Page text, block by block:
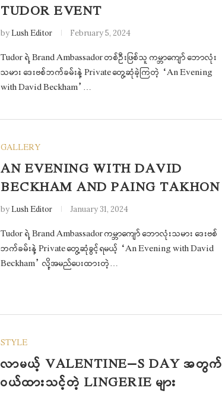
TUDOR EVENT
byLush Editor February 5, 2024
Tudor ရဲ့ Brand Ambassador တစ်ဦးဖြစ်သူ ကမ္ဘာကျော် ဘောလုံး
သမား ဒေးဗစ်ဘက်ခမ်းနဲ့ Private တွေ့ဆုံခဲ့ကြတဲ့ “An Evening
with David Beckham”…
GALLERY
AN EVENING WITH DAVID
BECKHAM AND PAING TAKHON
byLush Editor January 31, 2024
Tudor ရဲ့ Brand Ambassador ကမ္ဘာကျော် ဘောလုံးသမား ဒေးဗစ်
ဘက်ခမ်းနဲ့ Private တွေ့ဆုံခွင့်ရမယ့် “An Evening with David
Beckham” လို့အမည်ပေးထားတဲ့…
STYLE
လာမယ့် VALENTINE’S DAY အတွက်
ဝယ်ထားသင့်တဲ့ LINGERIE များ